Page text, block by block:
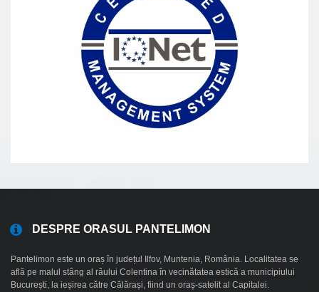
DESPRE ORASUL PANTELIMON
Pantelimon este un oraș în județul Ilfov, Muntenia, România. Localitatea se
află pe malul stâng al râului Colentina în vecinătatea estică a municipiului
București, la ieșirea către Călărași, fiind un oraș-satelit al Capitalei.